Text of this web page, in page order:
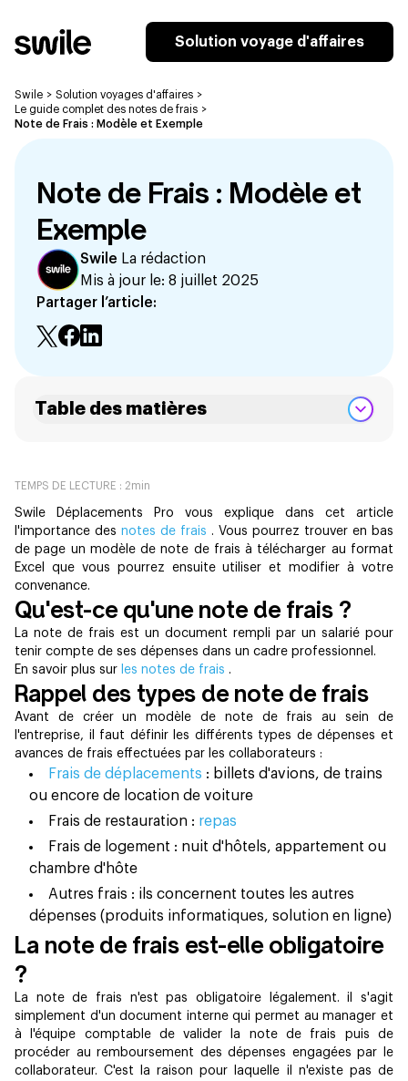
Solution voyage d'affaires
Swile > Solution voyages d'affaires >
Le guide complet des notes de frais >
Note de Frais : Modèle et Exemple
Note de Frais : Modèle et
Exemple
Swile La rédaction
Mis à jour le: 8 juillet 2025
Partager l’article:
TEMPS DE LECTURE : 2min
Swile Déplacements Pro vous explique dans cet article
l'importance des notes de frais . Vous pourrez trouver en bas
de page un modèle de note de frais à télécharger au format
Excel que vous pourrez ensuite utiliser et modifier à votre
convenance.
Qu'est-ce qu'une note de frais ?
La note de frais est un document rempli par un salarié pour
tenir compte de ses dépenses dans un cadre professionnel.
En savoir plus sur les notes de frais .
Rappel des types de note de frais
Avant de créer un modèle de note de frais au sein de
l'entreprise, il faut définir les différents types de dépenses et
avances de frais effectuées par les collaborateurs :
Frais de déplacements : billets d'avions, de trains
ou encore de location de voiture
Frais de restauration : repas
Frais de logement : nuit d'hôtels, appartement ou
chambre d'hôte
Autres frais : ils concernent toutes les autres
dépenses (produits informatiques, solution en ligne)
La note de frais est-elle obligatoire
?
La note de frais n'est pas obligatoire légalement. il s'agit
simplement d'un document interne qui permet au manager et
à l'équipe comptable de valider la note de frais puis de
procéder au remboursement des dépenses engagées par le
collaborateur. C'est la raison pour laquelle il n'existe pas de
Table des matières